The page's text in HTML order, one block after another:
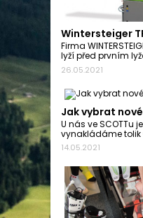
Wintersteiger
Firma
lyží před prvním
26.05.2021
Jak vybrat
U nás ve SCOTTu
vynakládáme tolik
14.05.2021